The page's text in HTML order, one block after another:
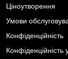
Ціноутворення
Умови
Конфіденційність